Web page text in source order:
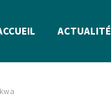
ACTUALITÉ